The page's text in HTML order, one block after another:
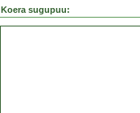
Koera sugupuu: